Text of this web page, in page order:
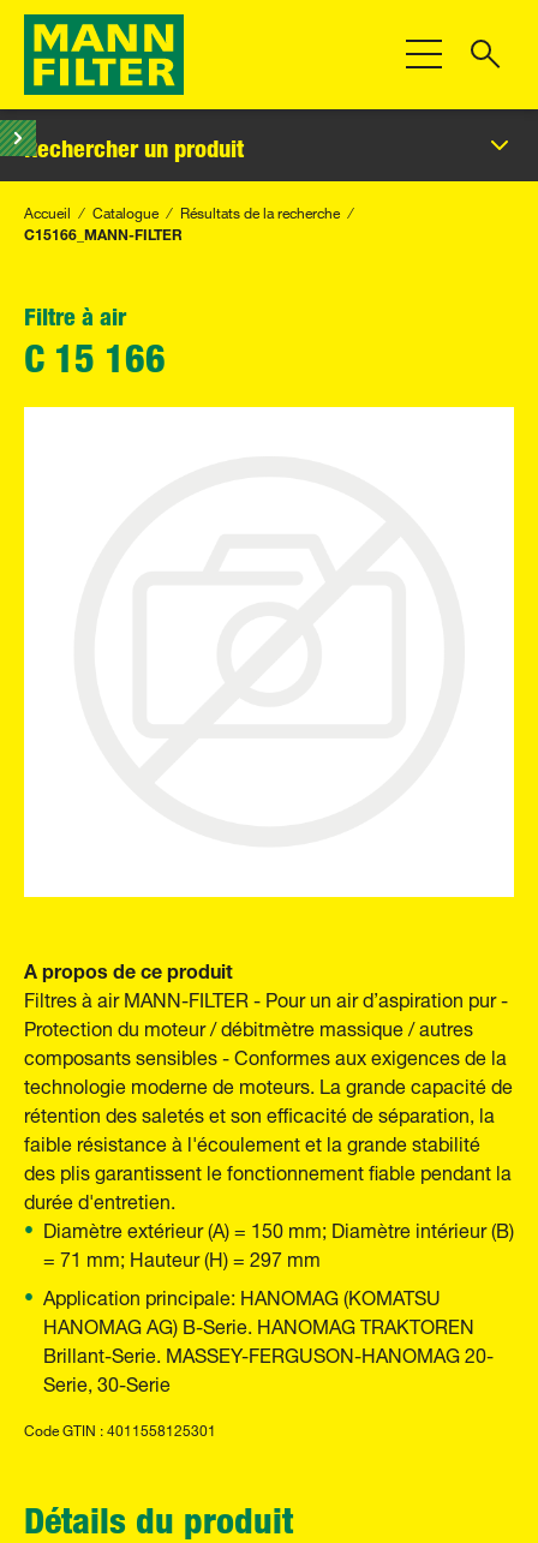
Toggle
Rechercher un produit
Accueil Catalogue Résultats de la recherche
C15166_MANN-FILTER
Filtre à air
C 15 166
A propos de ce produit
Filtres à air MANN-FILTER - Pour un air d’aspiration pur -
Protection du moteur / débitmètre massique / autres
composants sensibles - Conformes aux exigences de la
technologie moderne de moteurs. La grande capacité de
rétention des saletés et son efficacité de séparation, la
faible résistance à l'écoulement et la grande stabilité
des plis garantissent le fonctionnement fiable pendant la
durée d'entretien.
Diamètre extérieur (A) = 150 mm; Diamètre intérieur (B)
= 71 mm; Hauteur (H) = 297 mm
Application principale: HANOMAG (KOMATSU
HANOMAG AG) B-Serie. HANOMAG TRAKTOREN
Brillant-Serie. MASSEY-FERGUSON-HANOMAG 20-
Serie, 30-Serie
Code GTIN : 4011558125301
Détails du produit